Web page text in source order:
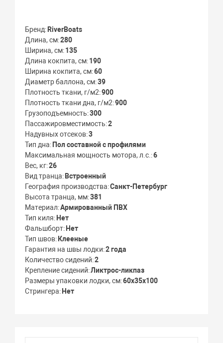
Бренд RiverBoats
Длина, см 280
Ширина, см 135
Длина кокпита, см 190
Ширина кокпита, см 60
Диаметр баллона, см 39
Плотность ткани, г/м2 900
Плотность ткани дна, г/м2 900
Грузоподъемность 300
Пассажировместимость 2
Надувных отсеков 3
Тип дна Пол составной с профилями
Максимальная мощность мотора, л.с. 6
Вес, кг 26
Вид транца Встроенный
География производства Санкт-Петербург
Высота транца, мм 381
Материал Армированный ПВХ
Тип киля Нет
Фальшборт Нет
Тип швов Клееные
Гарантия на швы лодки 2 года
Количество сидений 2
Крепление сидений Ликтрос-ликпаз
Размеры упаковки лодки, см 60х35х100
Стрингера Нет